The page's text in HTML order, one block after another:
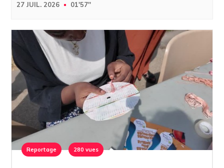
27 JUIL. 2026 01'57''
Reportage 280 vues